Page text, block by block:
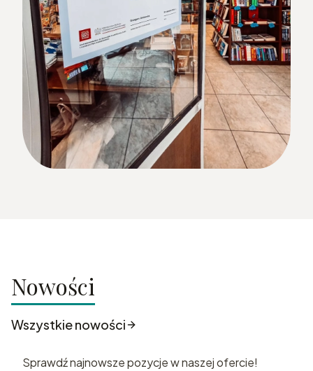
Nowości
Wszystkie nowości
Sprawdź najnowsze pozycje w naszej ofercie!